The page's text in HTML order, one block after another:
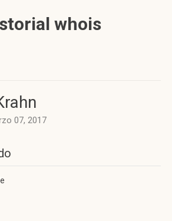
whois
07, 2017